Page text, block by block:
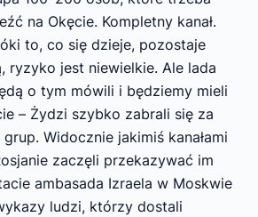
na Okęcie. Kompletny kanał.
to, co się dzieje, pozostaje
ryzyko jest niewielkie. Ale lada
o tym mówili i będziemy mieli
– Żydzi szybko zabrali się za
Widocznie jakimiś kanałami
zaczęli przekazywać im
ambasada Izraela w Moskwie
ludzi, którzy dostali